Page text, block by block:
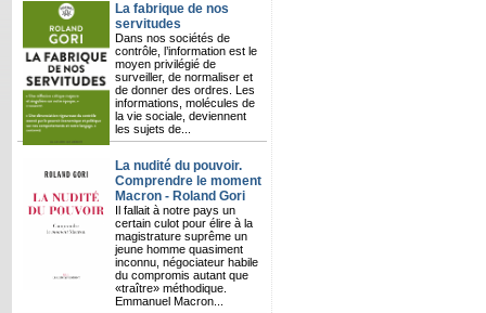
La fabrique de nos
servitudes
Dans nos sociétés de
contrôle, l’information est le
moyen privilégié de
surveiller, de normaliser et
de donner des ordres. Les
informations, molécules de
la vie sociale, deviennent
les sujets de...
La nudité du pouvoir.
Comprendre le moment
Macron - Roland Gori
Il fallait à notre pays un
certain culot pour élire à la
magistrature suprême un
jeune homme quasiment
inconnu, négociateur habile
du compromis autant que
«traître» méthodique.
Emmanuel Macron...